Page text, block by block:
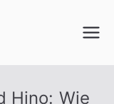
Hino: Wie